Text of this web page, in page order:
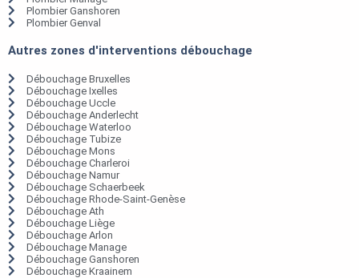
Plombier Ganshoren
Plombier Genval
Autres zones d'interventions débouchage
Débouchage Bruxelles
Débouchage Ixelles
Débouchage Uccle
Débouchage Anderlecht
Débouchage Waterloo
Débouchage Tubize
Débouchage Mons
Débouchage Charleroi
Débouchage Namur
Débouchage Schaerbeek
Débouchage Rhode-Saint-Genèse
Débouchage Ath
Débouchage Liège
Débouchage Arlon
Débouchage Manage
Débouchage Ganshoren
Débouchage Kraainem